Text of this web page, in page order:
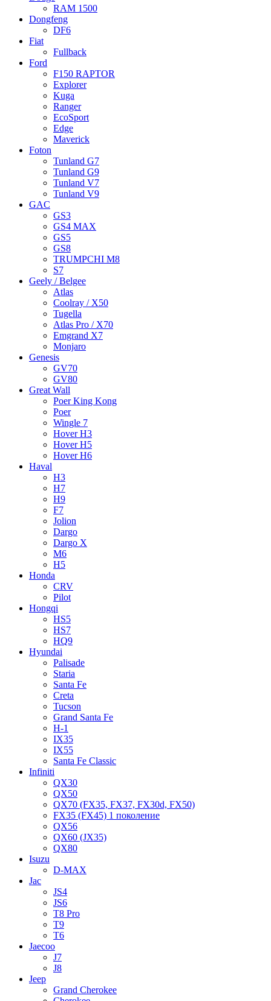
RAM 1500
Dongfeng
DF6
Fiat
Fullback
Ford
F150 RAPTOR
Explorer
Kuga
Ranger
EcoSport
Edge
Maverick
Foton
Tunland G7
Tunland G9
Tunland V7
Tunland V9
GAC
GS3
GS4 MAX
GS5
GS8
TRUMPCHI M8
S7
Geely / Belgee
Atlas
Coolray / X50
Tugella
Atlas Pro / X70
Emgrand X7
Monjaro
Genesis
GV70
GV80
Great Wall
Poer King Kong
Poer
Wingle 7
Hover H3
Hover H5
Hover H6
Haval
H3
H7
H9
F7
Jolion
Dargo
Dargo X
M6
H5
Honda
CRV
Pilot
Hongqi
HS5
HS7
HQ9
Hyundai
Palisade
Staria
Santa Fe
Creta
Tucson
Grand Santa Fe
H-1
IX35
IX55
Santa Fe Classic
Infiniti
QX30
QX50
QX70 (FX35, FX37, FX30d, FX50)
FX35 (FX45) 1 поколение
QX56
QX60 (JX35)
QX80
Isuzu
D-MAX
Jac
JS4
JS6
T8 Pro
T9
T6
Jaecoo
J7
J8
Jeep
Grand Cherokee